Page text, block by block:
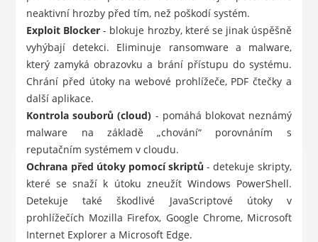
neaktivní hrozby před tím, než poškodí systém.
Exploit Blocker - blokuje hrozby, které se jinak úspěšně
vyhýbají detekci. Eliminuje ransomware a malware,
který zamyká obrazovku a brání přístupu do systému.
Chrání před útoky na webové prohlížeče, PDF čtečky a
další aplikace.
Kontrola souborů (cloud) - pomáhá blokovat neznámý
malware na základě „chování“ porovnáním s
reputačním systémem v cloudu.
Ochrana před útoky pomocí skriptů - detekuje skripty,
které se snaží k útoku zneužít Windows PowerShell.
Detekuje také škodlivé JavaScriptové útoky v
prohlížečích Mozilla Firefox, Google Chrome, Microsoft
Internet Explorer a Microsoft Edge.